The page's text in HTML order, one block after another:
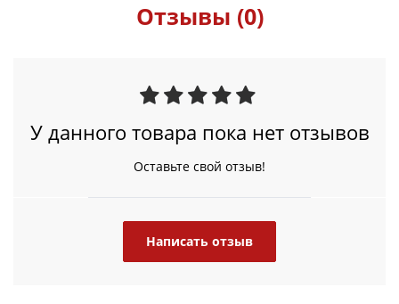
Отзывы (0)
У данного товара пока нет отзывов
Оставьте свой отзыв!
Написать отзыв